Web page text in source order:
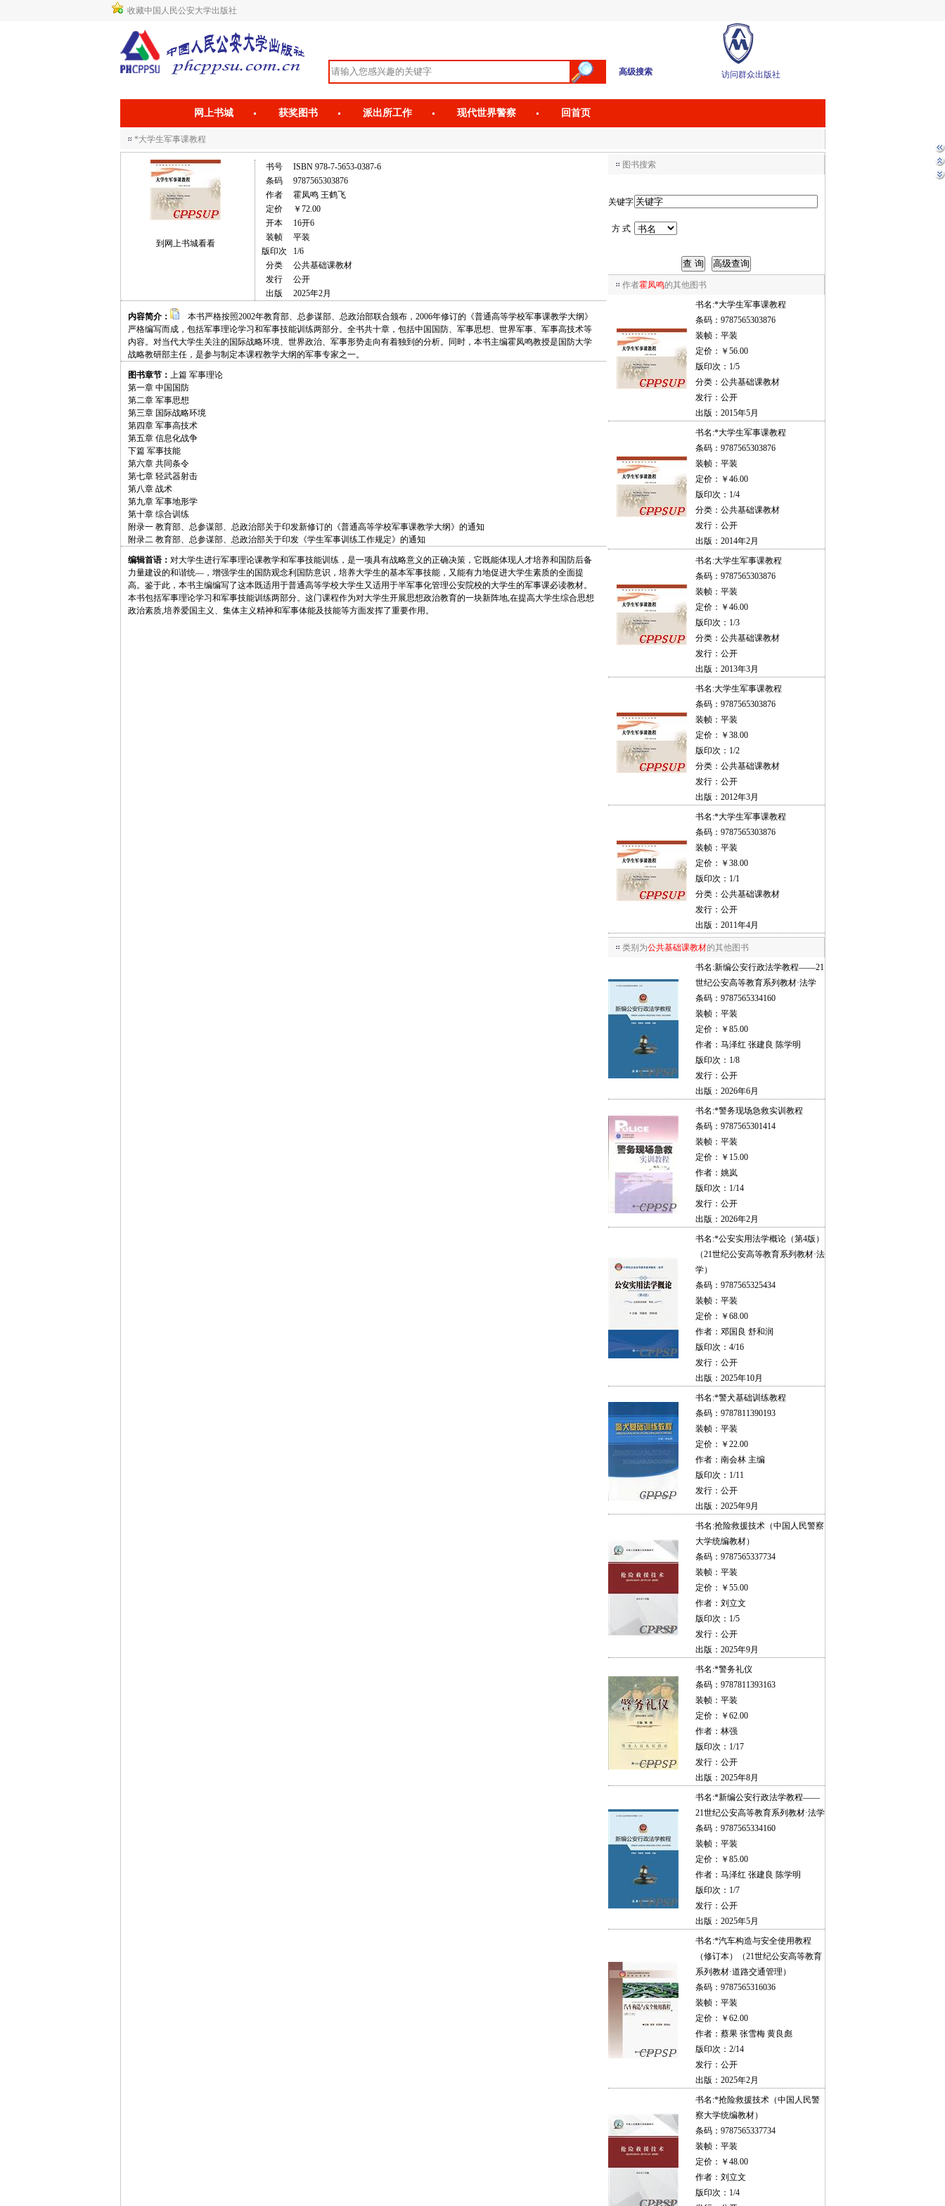
收藏中国人民公安大学出版社
高级搜索 访问群众出版社
网上书城 获奖图书 派出所工作 现代世界警察 回首页
*大学生军事课教程
到网上书城看看
书号
ISBN 978-7-5653-0387-6
条码
9787565303876
作者
霍凤鸣 王鹤飞
定价
￥72.00
开本
16开6
装帧
平装
版印次
1/6
分类
公共基础课教材
发行
公开
出版
2025年2月
内容简介：
本书严格按照2002年教育部、总参谋部、总政治部联合颁布，2006年修订的《普通高等学校军事课教学大纲》
严格编写而成，包括军事理论学习和军事技能训练两部分。全书共十章，包括中国国防、军事思想、世界军事、军事高技术等
内容。对当代大学生关注的国际战略环境、世界政治、军事形势走向有着独到的分析。同时，本书主编霍凤鸣教授是国防大学
战略教研部主任，是参与制定本课程教学大纲的军事专家之一。
图书章节： 上篇 军事理论
第一章 中国国防
第二章 军事思想
第三章 国际战略环境
第四章 军事高技术
第五章 信息化战争
下篇 军事技能
第六章 共同条令
第七章 轻武器射击
第八章 战术
第九章 军事地形学
第十章 综合训练
附录一 教育部、总参谋部、总政治部关于印发新修订的《普通高等学校军事课教学大纲》的通知
附录二 教育部、总参谋部、总政治部关于印发《学生军事训练工作规定》的通知
编辑首语： 对大学生进行军事理论课教学和军事技能训练，是一项具有战略意义的正确决策，它既能体现人才培养和国防后备
力量建设的和谐统—，增强学生的国防观念利国防意识，培养大学生的基本军事技能，又能有力地促进大学生素质的全面提
高。鉴于此，本书主编编写了这本既适用于普通高等学校大学生又适用于半军事化管理公安院校的大学生的军事课必读教材。
本书包括军事理论学习和军事技能训练两部分。这门课程作为对大学生开展思想政治教育的一块新阵地,在提高大学生综合思想
政治素质,培养爱国主义、集体主义精神和军事体能及技能等方面发挥了重要作用。
图书搜索
关键字
方 式
作者霍凤鸣的其他图书
书名:*大学生军事课教程
条码：9787565303876
装帧：平装
定价：￥56.00
版印次：1/5
分类：公共基础课教材
发行：公开
出版：2015年5月
书名:*大学生军事课教程
条码：9787565303876
装帧：平装
定价：￥46.00
版印次：1/4
分类：公共基础课教材
发行：公开
出版：2014年2月
书名:大学生军事课教程
条码：9787565303876
装帧：平装
定价：￥46.00
版印次：1/3
分类：公共基础课教材
发行：公开
出版：2013年3月
书名:大学生军事课教程
条码：9787565303876
装帧：平装
定价：￥38.00
版印次：1/2
分类：公共基础课教材
发行：公开
出版：2012年3月
书名:*大学生军事课教程
条码：9787565303876
装帧：平装
定价：￥38.00
版印次：1/1
分类：公共基础课教材
发行：公开
出版：2011年4月
类别为公共基础课教材的其他图书
书名:新编公安行政法学教程——21
世纪公安高等教育系列教材·法学
条码：9787565334160
装帧：平装
定价：￥85.00
作者：马泽红 张建良 陈学明
版印次：1/8
发行：公开
出版：2026年6月
书名:*警务现场急救实训教程
条码：9787565301414
装帧：平装
定价：￥15.00
作者：姚岚
版印次：1/14
发行：公开
出版：2026年2月
书名:*公安实用法学概论（第4版）
（21世纪公安高等教育系列教材·法
学）
条码：9787565325434
装帧：平装
定价：￥68.00
作者：邓国良 舒和润
版印次：4/16
发行：公开
出版：2025年10月
书名:*警犬基础训练教程
条码：9787811390193
装帧：平装
定价：￥22.00
作者：南会林 主编
版印次：1/11
发行：公开
出版：2025年9月
书名:抢险救援技术（中国人民警察
大学统编教材）
条码：9787565337734
装帧：平装
定价：￥55.00
作者：刘立文
版印次：1/5
发行：公开
出版：2025年9月
书名:*警务礼仪
条码：9787811393163
装帧：平装
定价：￥62.00
作者：林强
版印次：1/17
发行：公开
出版：2025年8月
书名:*新编公安行政法学教程——
21世纪公安高等教育系列教材·法学
条码：9787565334160
装帧：平装
定价：￥85.00
作者：马泽红 张建良 陈学明
版印次：1/7
发行：公开
出版：2025年5月
书名:*汽车构造与安全使用教程
（修订本）（21世纪公安高等教育
系列教材·道路交通管理）
条码：9787565316036
装帧：平装
定价：￥62.00
作者：蔡果 张雪梅 黄良彪
版印次：2/14
发行：公开
出版：2025年2月
书名:*抢险救援技术（中国人民警
察大学统编教材）
条码：9787565337734
装帧：平装
定价：￥48.00
作者：刘立文
版印次：1/4